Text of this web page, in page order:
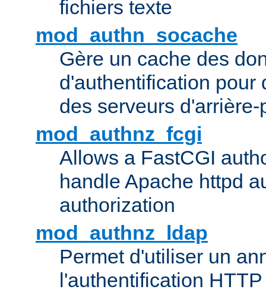
fichiers texte
mod_authn_socache
Gère un cache des
d'authentification pour
des serveurs d'arrière-
mod_authnz_fcgi
Allows a FastCGI
handle Apache httpd
authorization
mod_authnz_ldap
Permet d'utiliser un
l'authentification